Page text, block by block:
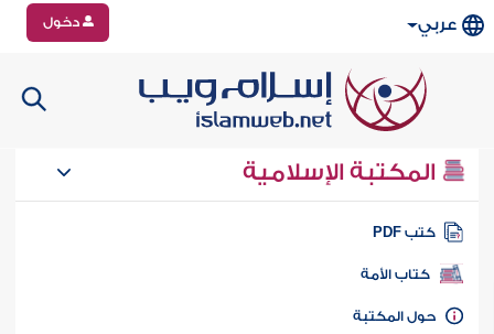
عربي دخول
المكتبة الإسلامية
كتب PDF
كتاب الأمة